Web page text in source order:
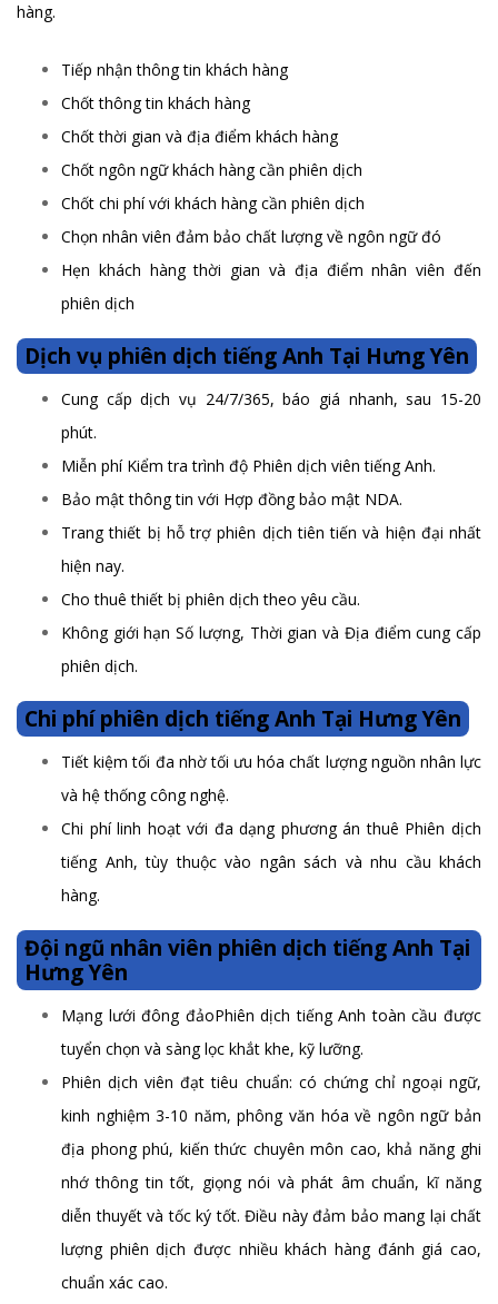
hàng.
Tiếp nhận thông tin khách hàng
Chốt thông tin khách hàng
Chốt thời gian và địa điểm khách hàng
Chốt ngôn ngữ khách hàng cần phiên dịch
Chốt chi phí với khách hàng cần phiên dịch
Chọn nhân viên đảm bảo chất lượng về ngôn ngữ đó
Hẹn khách hàng thời gian và địa điểm nhân viên đến
phiên dịch
Dịch vụ phiên dịch tiếng Anh Tại Hưng Yên
Cung cấp dịch vụ 24/7/365, báo giá nhanh, sau 15-20
phút.
Miễn phí Kiểm tra trình độ Phiên dịch viên tiếng Anh.
Bảo mật thông tin với Hợp đồng bảo mật NDA.
Trang thiết bị hỗ trợ phiên dịch tiên tiến và hiện đại nhất
hiện nay.
Cho thuê thiết bị phiên dịch theo yêu cầu.
Không giới hạn Số lượng, Thời gian và Địa điểm cung cấp
phiên dịch.
Chi phí phiên dịch tiếng Anh Tại Hưng Yên
Tiết kiệm tối đa nhờ tối ưu hóa chất lượng nguồn nhân lực
và hệ thống công nghệ.
Chi phí linh hoạt với đa dạng phương án thuê Phiên dịch
tiếng Anh, tùy thuộc vào ngân sách và nhu cầu khách
hàng.
Đội ngũ nhân viên phiên dịch tiếng Anh Tại
Hưng Yên
Mạng lưới đông đảoPhiên dịch tiếng Anh toàn cầu được
tuyển chọn và sàng lọc khắt khe, kỹ lưỡng.
Phiên dịch viên đạt tiêu chuẩn: có chứng chỉ ngoại ngữ,
kinh nghiệm 3-10 năm, phông văn hóa về ngôn ngữ bản
địa phong phú, kiến thức chuyên môn cao, khả năng ghi
nhớ thông tin tốt, giọng nói và phát âm chuẩn, kĩ năng
diễn thuyết và tốc ký tốt. Điều này đảm bảo mang lại chất
lượng phiên dịch được nhiều khách hàng đánh giá cao,
chuẩn xác cao.